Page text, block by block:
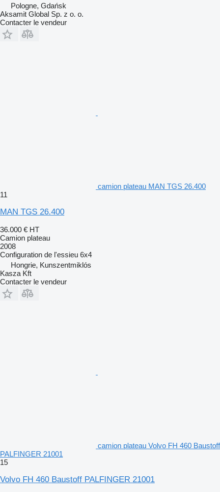
Pologne, Gdańsk
Aksamit Global Sp. z o. o.
Contacter le vendeur
camion plateau MAN TGS 26.400
11
MAN TGS 26.400
36.000 € HT
Camion plateau
2008
Configuration de l'essieu 6x4
Hongrie, Kunszentmiklós
Kasza Kft
Contacter le vendeur
camion plateau Volvo FH 460 Baustoff
PALFINGER 21001
15
Volvo FH 460 Baustoff PALFINGER 21001